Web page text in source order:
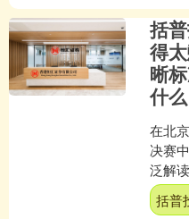
括
得
晰
什么
在北
决赛
泛解
钟，
分，
括普